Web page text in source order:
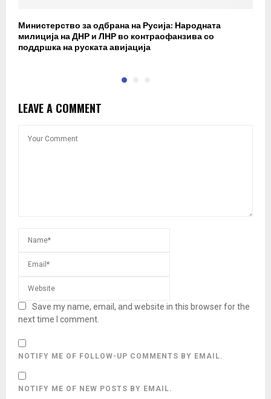
Министерство за одбрана на Русија: Народната
милиција на ДНР и ЛНР во контраофанзива со
поддршка на руската авијација
LEAVE A COMMENT
Save my name, email, and website in this browser for the
next time I comment.
NOTIFY ME OF FOLLOW-UP COMMENTS BY EMAIL.
NOTIFY ME OF NEW POSTS BY EMAIL.